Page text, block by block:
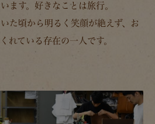
ます。好きなことは旅行。
た頃から明るく笑顔が絶えず、お
れている存在の一人です。